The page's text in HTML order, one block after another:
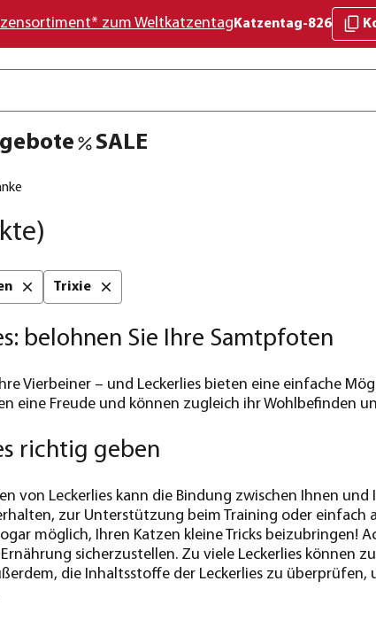
zum Weltkatzentag Katzentag-826
SALE
Trixie
belohnen Sie Ihre Samtpfoten
Vierbeiner – und Leckerlies bieten eine einfache
eine Freude und können zugleich ihr Wohlbefinden
richtig geben
von Leckerlies kann die Bindung zwischen Ihnen und
zur Unterstützung beim Training oder einfach
möglich, Ihren Katzen kleine Tricks beizubringen!
sicherzustellen. Zu viele Leckerlies können
die Inhaltsstoffe der Leckerlies zu überprüfen,